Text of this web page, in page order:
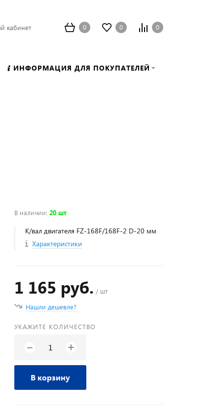
кабинет 0 0 0
ИНФОРМАЦИЯ ДЛЯ ПОКУПАТЕЛЕЙ
В наличии:20 шт
К/вал двигателя FZ-168F/168F-2 D-20 мм
Характеристики
1 165 руб. / шт
Нашли дешевле?
УКАЖИТЕ КОЛИЧЕСТВО
− +
В корзину